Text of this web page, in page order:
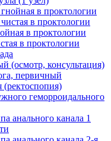
в проктологии
в проктологии
в проктологии
в проктологии
(осмотр, консультация)
первичный
(ректоспопия)
геморроидального
анального канала 1